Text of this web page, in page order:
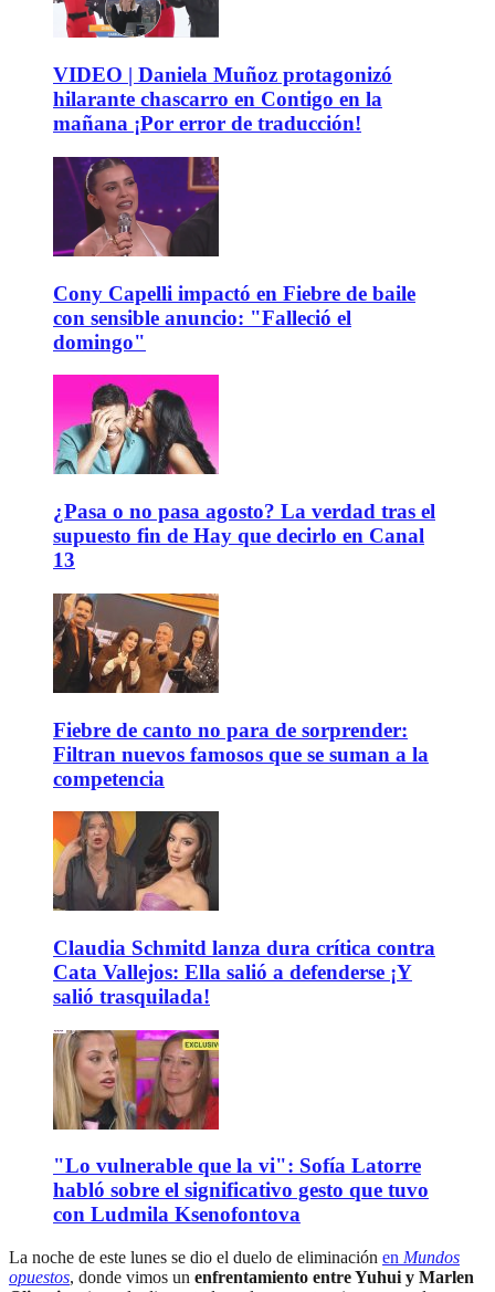
VIDEO | Daniela Muñoz protagonizó
hilarante chascarro en Contigo en la
mañana ¡Por error de traducción!
Cony Capelli impactó en Fiebre de baile
con sensible anuncio: "Falleció el
domingo"
¿Pasa o no pasa agosto? La verdad tras el
supuesto fin de Hay que decirlo en Canal
13
Fiebre de canto no para de sorprender:
Filtran nuevos famosos que se suman a la
competencia
Claudia Schmitd lanza dura crítica contra
Cata Vallejos: Ella salió a defenderse ¡Y
salió trasquilada!
"Lo vulnerable que la vi": Sofía Latorre
habló sobre el significativo gesto que tuvo
con Ludmila Ksenofontova
La noche de este lunes se dio el duelo de eliminación en Mundos
opuestos, donde vimos un enfrentamiento entre Yuhui y Marlen